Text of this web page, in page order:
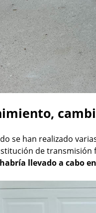
se han realizado
de transmisión
llevado a cabo